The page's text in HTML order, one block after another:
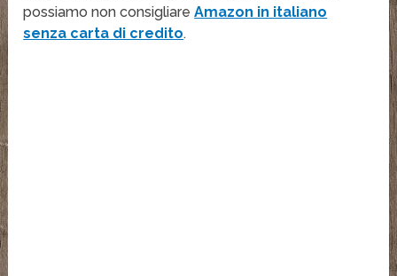
possiamo non consigliareAmazon in italiano
senza carta di credito.